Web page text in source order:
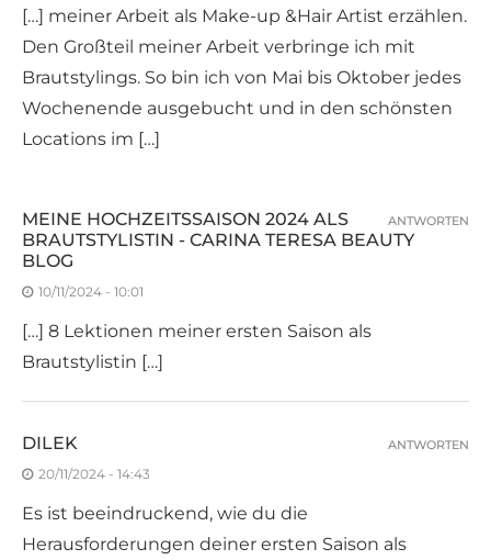
[…] meiner Arbeit als Make-up &Hair Artist erzählen.
Den Großteil meiner Arbeit verbringe ich mit
Brautstylings. So bin ich von Mai bis Oktober jedes
Wochenende ausgebucht und in den schönsten
Locations im […]
MEINE HOCHZEITSSAISON 2024 ALS
BRAUTSTYLISTIN - CARINA TERESA BEAUTY
BLOG
10/11/2024 - 10:01
[…] 8 Lektionen meiner ersten Saison als
Brautstylistin […]
ANTWORTEN
DILEK
20/11/2024 - 14:43
Es ist beeindruckend, wie du die
Herausforderungen deiner ersten Saison als
ANTWORTEN